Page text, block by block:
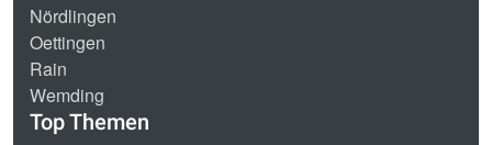
Nördlingen
Oettingen
Rain
Wemding
Top Themen